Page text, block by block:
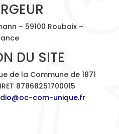
– 59100 Roubaix –
DU SITE
de la Commune de 1871
87868251700015
com-unique.fr